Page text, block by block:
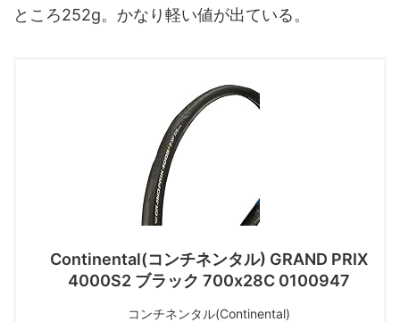
ところ252g。かなり軽い値が出ている。
Continental(コンチネンタル) GRAND PRIX
4000S2 ブラック 700x28C 0100947
コンチネンタル(Continental)